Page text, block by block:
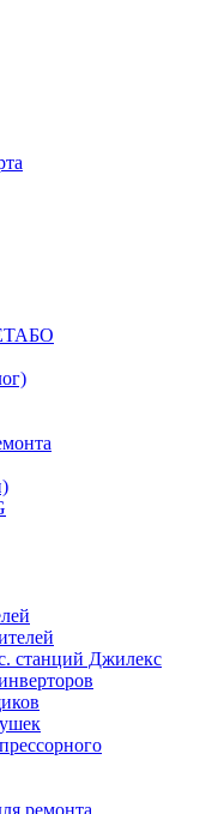
станций Джилекс
ремонта